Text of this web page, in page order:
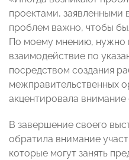
проектами,
проблем важно, чтобы
По моему мнению, нужно
взаимодействие по
посредством создания
межправительственных
акцентировала внимание
В завершение своего
обратила внимание
которые могут занять